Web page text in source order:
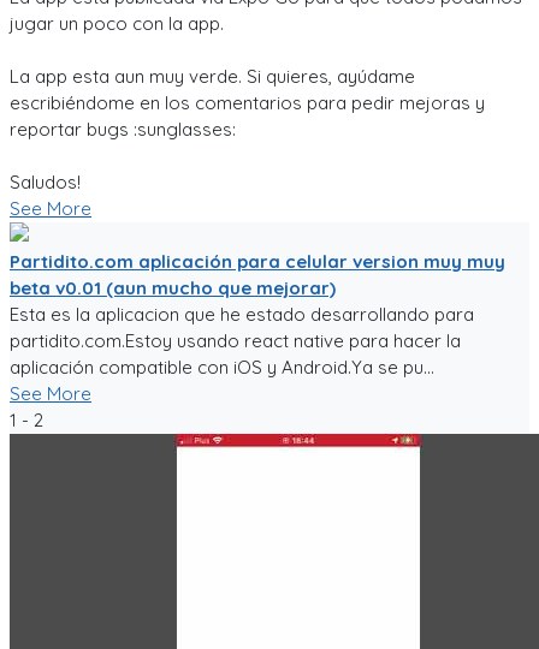
jugar un poco con la app.
La app esta aun muy verde. Si quieres, ayúdame
escribiéndome en los comentarios para pedir mejoras y
reportar bugs :sunglasses:
Saludos!
See More
Partidito.com aplicación para celular version muy muy
beta v0.01 (aun mucho que mejorar)
Esta es la aplicacion que he estado desarrollando para
partidito.com.Estoy usando react native para hacer la
aplicación compatible con iOS y Android.Ya se pu...
See More
1 - 2